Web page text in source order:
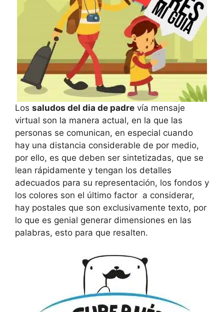
Los saludos del dia de padre vía mensaje
virtual son la manera actual, en la que las
personas se comunican, en especial cuando
hay una distancia considerable de por medio,
por ello, es que deben ser sintetizadas, que se
lean rápidamente y tengan los detalles
adecuados para su representación, los fondos y
los colores son el último factor a considerar,
hay postales que son exclusivamente texto, por
lo que es genial generar dimensiones en las
palabras, esto para que resalten.